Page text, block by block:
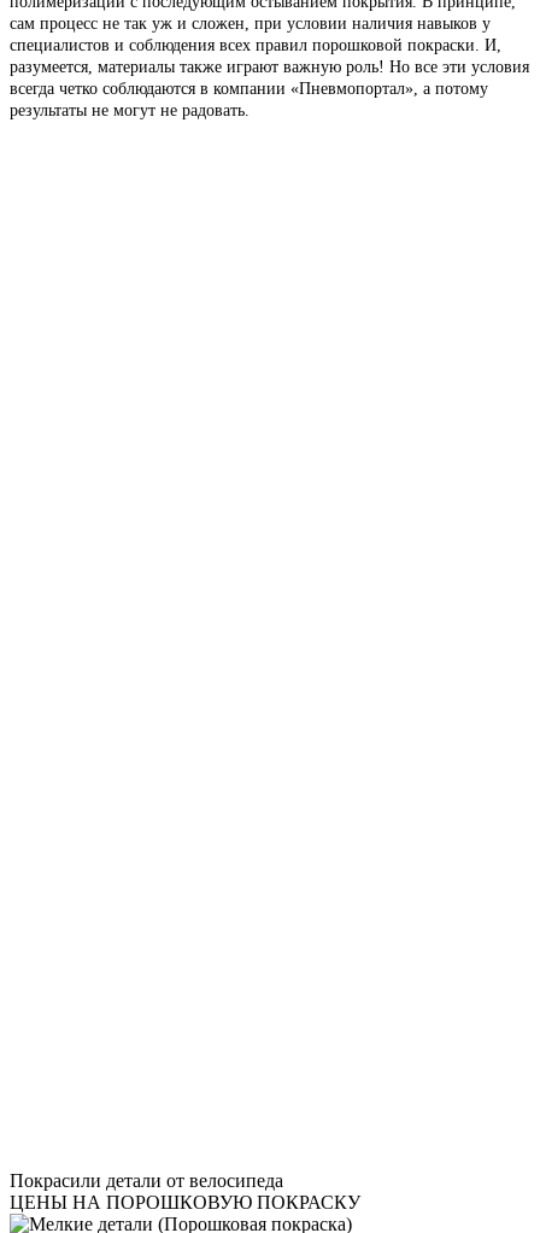
сам процесс не так уж и сложен, при условии наличия навыков у
специалистов и соблюдения всех правил порошковой покраски. И,
разумеется, материалы также играют важную роль! Но все эти условия
всегда четко соблюдаются в компании «Пневмопортал», а потому
результаты не могут не радовать.
Покрасили детали от велосипеда
ЦЕНЫ НА ПОРОШКОВУЮ ПОКРАСКУ